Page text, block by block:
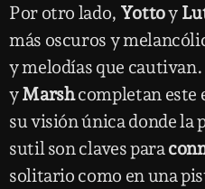
Por otro lado, Yottoy
más oscuros y
y melodías que
yMarshcompletan este
su visión única donde la
sutil son claves para
solitario como en una